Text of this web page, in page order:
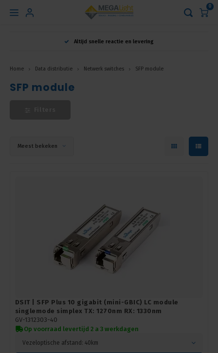
Hoofdmenu
Nederlands
Français
0
Altijd snelle reactie en levering
Home Data distributie Netwerk switches SFP module
SFP module
Meest bekeken
DSIT | SFP Plus 10 gigabit (mini-GBIC) LC module
singlemode simplex TX: 1270nm RX: 1330nm
GV-1312303-40
Op voorraad levertijd 2 a 3 werkdagen
Vezeloptische afstand: 40km